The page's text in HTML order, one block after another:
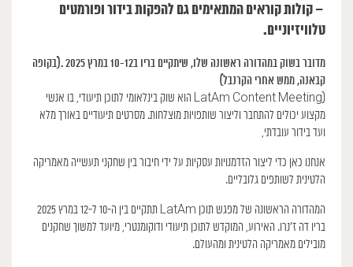
– קולות קוראים המתאימים גם להפקות בידור ופורמטים
טלוויזיוניים.
מדובר בשוק במהדורה ראשונה שלו, שיתקיים בריו ב10-12 במרץ 2025 .(בקופה
קבאנה, ממש אחרי הקרנבל)
(LatAm Content Meeting הוא שוק בינלאומי לתוכן תיעודי, בו אנשי
מקצוע יכולים להתחבר וליצור שותפויות מוצלחות. מסרטים תיעודיים באורך מלא
ועד בידור עובדתי,
אנחנו כאן כדי ליצור הזדמנויות עסקיות על ידי חיבור בין שחקני תעשייה מאמריקה
הלטינית לשותפים גלובליים.
המהדורה הראשונה של מפגש תוכן LatAm תתקיים בין ה-10 ל-12 במרץ 2025
בריו דה ז’נרו. האירוע, המוקדש לתוכן תיעודי ודוקומנטרי, מיועד למשוך שחקנים
מובילים מאמריקה הלטינית ומהעולם.